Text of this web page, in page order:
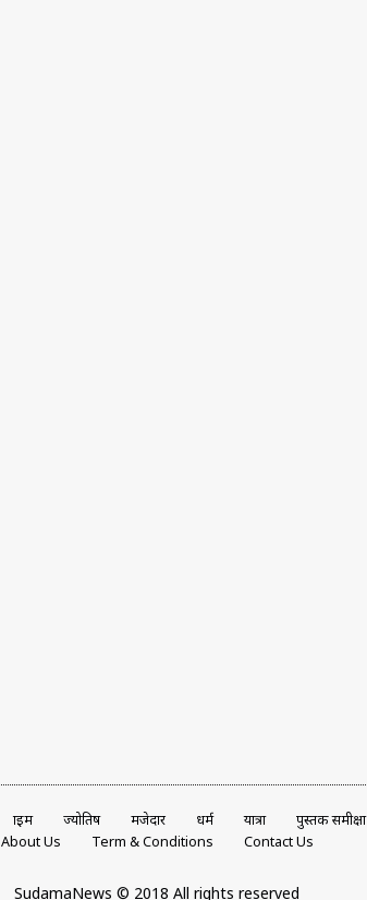
क्राइम ज्योतिष मजेदार धर्म यात्रा
पुस्तक समीक्षा
About Us
Term & Conditions Contact Us
SudamaNews © 2018 All rights reserved